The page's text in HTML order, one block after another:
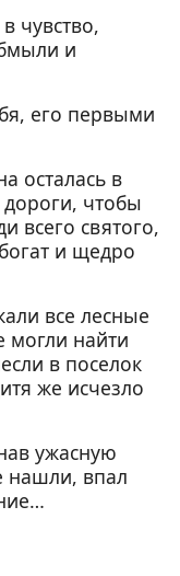
чувство,
и
его первыми
осталась в
дороги, чтобы
всего святого,
и щедро
все лесные
могли найти
в поселок
же исчезло
ужасную
нашли, впал